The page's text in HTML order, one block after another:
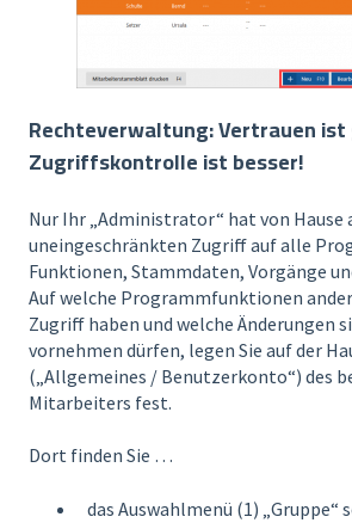
Rechteverwaltung: Vertrauen
Zugriffskontrolle ist besser!
Nur Ihr „Administrator“ hat von Hause
uneingeschränkten Zugriff auf alle
Funktionen, Stammdaten, Vorgänge
Auf welche Programmfunktionen
Zugriff haben und welche Änderungen
vornehmen dürfen, legen Sie auf der
(„Allgemeines / Benutzerkonto“) des
Mitarbeiters fest.
Dort finden Sie …
das Auswahlmenü (1) „Gruppe“